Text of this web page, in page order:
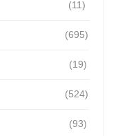
(11)
(695)
(19)
(524)
(93)